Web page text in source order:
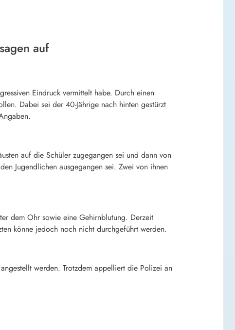
auf
Eindruck vermittelt habe. Durch einen
Dabei sei der 40-Jährige nach hinten gestürzt
auf die Schüler zugegangen sei und dann von
Jugendlichen ausgegangen sei. Zwei von ihnen
dem Ohr sowie eine Gehirnblutung. Derzeit
könne jedoch noch nicht durchgeführt werden.
werden. Trotzdem appelliert die Polizei an